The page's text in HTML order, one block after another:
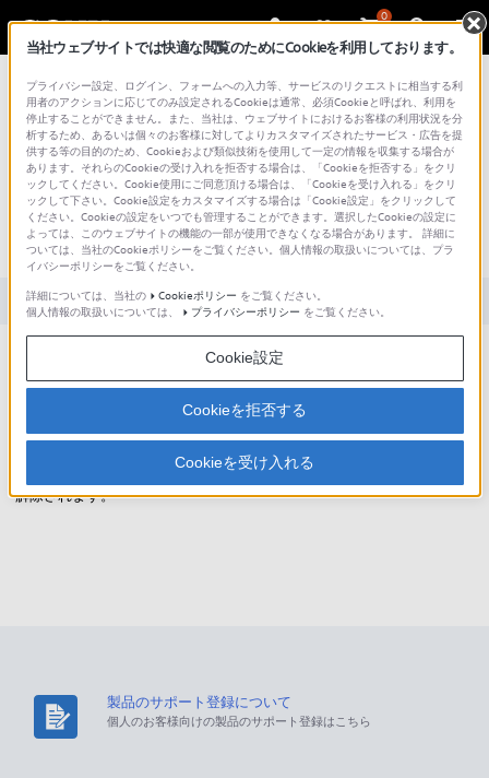
0
総合サポート・お問い合わせ
文書番号 : S1110278024099 / 最終更新日 : 2025/03/11
ISDN接続時、暗証番号や内線番号を入
力するにはどうしたらよいか？
対象製品カテゴリー・製品
接続相手によっては、トーン信号（DTMF）を発信することで解決でき
リモコンの＊ボタンを押すことでDTMFモードに入ります。
０～９、＊、＃ボタンにより、それぞれのトーン信号が音声出力されま
操作が終了しましたら、リモコンの決定ボタンを押すとDTMFモードが
解除されます。
製品のサポート登録について
個人のお客様向けの製品のサポート登録はこちら
当社ウェブサイトでは快適な閲覧のためにCookieを利用しております。
プライバシー設定、ログイン、フォームへの入力等、サービスのリクエストに相当する利
用者のアクションに応じてのみ設定されるCookieは通常、必須Cookieと呼ばれ、利用を
停止することができません。また、当社は、ウェブサイトにおけるお客様の利用状況を分
析するため、あるいは個々のお客様に対してよりカスタマイズされたサービス・広告を提
供する等の目的のため、Cookieおよび類似技術を使用して一定の情報を収集する場合が
あります。それらのCookieの受け入れを拒否する場合は、「Cookieを拒否する」をクリ
ックしてください。Cookie使用にご同意頂ける場合は、「Cookieを受け入れる」をクリ
ックして下さい。Cookie設定をカスタマイズする場合は「Cookie設定」をクリックして
ください。Cookieの設定をいつでも管理することができます。選択したCookieの設定に
よっては、このウェブサイトの機能の一部が使用できなくなる場合があります。 詳細に
ついては、当社のCookieポリシーをご覧ください。個人情報の取扱いについては、プラ
イバシーポリシーをご覧ください。
詳細については、当社の
Cookieポリシー をご覧ください。
個人情報の取扱いについては、
プライバシーポリシー をご覧ください。
Cookie設定
Cookieを拒否する
Cookieを受け入れる